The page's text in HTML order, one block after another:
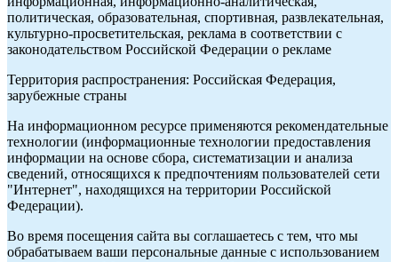
политическая, образовательная, спортивная, развлекательная,
культурно-просветительская, реклама в соответствии с
законодательством Российской Федерации о рекламе
Территория распространения: Российская Федерация,
зарубежные страны
На информационном ресурсе применяются рекомендательные
технологии (информационные технологии предоставления
информации на основе сбора, систематизации и анализа
сведений, относящихся к предпочтениям пользователей сети
"Интернет", находящихся на территории Российской
Федерации).
Во время посещения сайта вы соглашаетесь с тем, что мы
обрабатываем ваши персональные данные с использованием